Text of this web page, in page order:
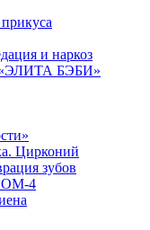
и наркоз
«ЭЛИТА БЭБИ»
Цирконий
зубов
4